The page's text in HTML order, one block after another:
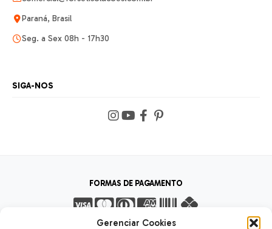
Gerenciar Cookies
Paraná, Brasil
Seg. a Sex 08h - 17h30
SIGA-NOS
FORMAS DE PAGAMENTO